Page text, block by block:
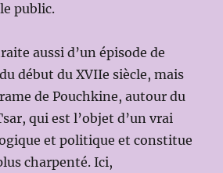
public.
aussi d’un épisode de
début du XVIIe siècle, mais
de Pouchkine, autour du
qui est l’objet d’un vrai
et politique et constitue
charpenté. Ici,